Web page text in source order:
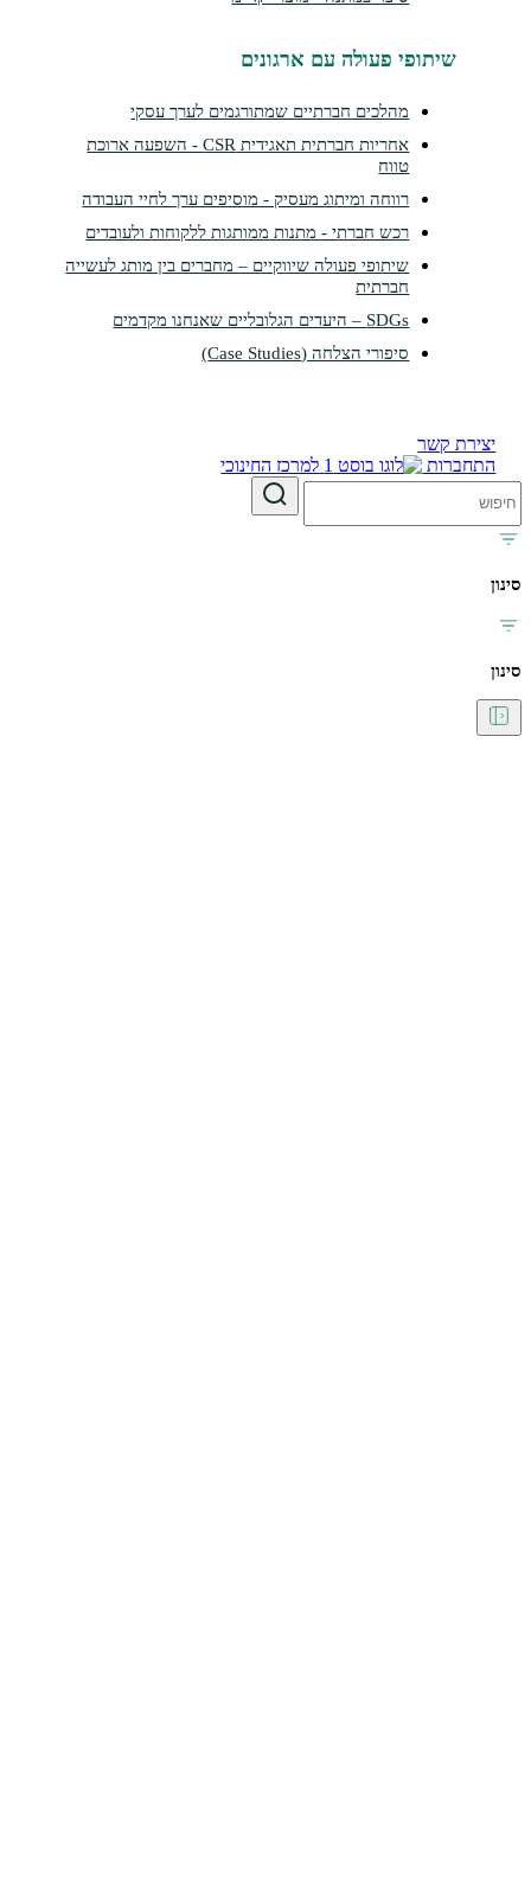
שיתופי פעולה עם ארגונים
מהלכים חברתיים שמתורגמים לערך עסקי
אחריות חברתית תאגידית CSR - השפעה ארוכת
רווחה ומיתוג מעסיק - מוסיפים ערך לחיי העבודה
רכש חברתי - מתנות ממותגות ללקוחות ולעובדים
שיתופי פעולה שיווקיים – מחברים בין מותג לעשייה
חברתית
SDGs – היעדים הגלובליים שאנחנו מקדמים
סיפורי הצלחה (Case Studies)
קשר
למרכז החינוכי